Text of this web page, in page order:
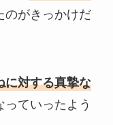
のがきっかけだ
に対する真摯な
ていったよう